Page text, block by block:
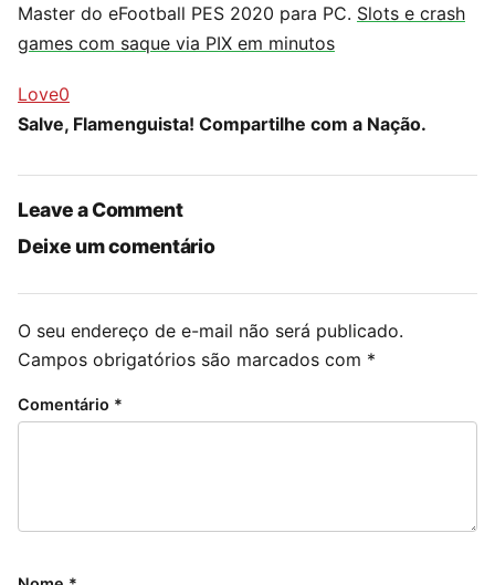
Master do eFootball PES 2020 para PC. Slots e crash
games com saque via PIX em minutos
Love0
Salve, Flamenguista! Compartilhe com a Nação.
Leave a Comment
Deixe um comentário
O seu endereço de e-mail não será publicado.
Campos obrigatórios são marcados com *
Comentário *